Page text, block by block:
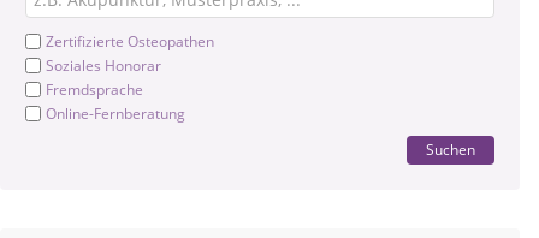
Zertifizierte Osteopathen
Soziales Honorar
Fremdsprache
Online-Fernberatung
Suchen